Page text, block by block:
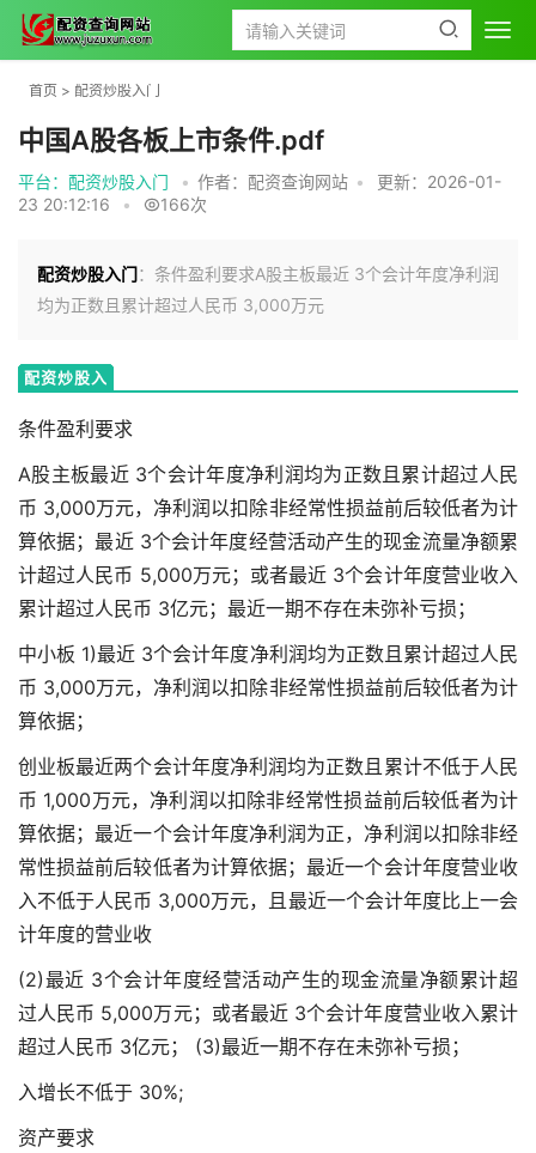
首页 > 配资炒股入门
中国A股各板上市条件.pdf
平台：配资炒股入门 • 作者：配资查询网站 •
更新：2026-01-
23 20:12:16
• 166次
配资炒股入门：条件盈利要求A股主板最近 3个会计年度净利润
均为正数且累计超过人民币 3,000万元
配资炒股入
条件盈利要求
A股主板最近 3个会计年度净利润均为正数且累计超过人民
币 3,000万元，净利润以扣除非经常性损益前后较低者为计
算依据；最近 3个会计年度经营活动产生的现金流量净额累
计超过人民币 5,000万元；或者最近 3个会计年度营业收入
累计超过人民币 3亿元；最近一期不存在未弥补亏损；
中小板 1)最近 3个会计年度净利润均为正数且累计超过人民
币 3,000万元，净利润以扣除非经常性损益前后较低者为计
算依据；
创业板最近两个会计年度净利润均为正数且累计不低于人民
币 1,000万元，净利润以扣除非经常性损益前后较低者为计
算依据；最近一个会计年度净利润为正，净利润以扣除非经
常性损益前后较低者为计算依据；最近一个会计年度营业收
入不低于人民币 3,000万元，且最近一个会计年度比上一会
计年度的营业收
(2)最近 3个会计年度经营活动产生的现金流量净额累计超
过人民币 5,000万元；或者最近 3个会计年度营业收入累计
超过人民币 3亿元； (3)最近一期不存在未弥补亏损；
入增长不低于 30%;
资产要求